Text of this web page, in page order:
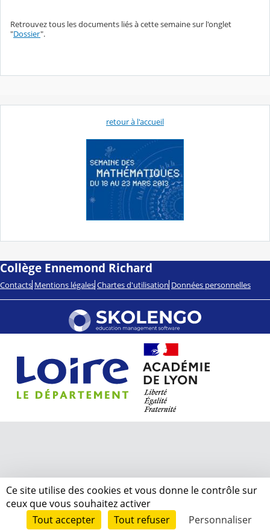
Retrouvez tous les documents liés à cette semaine sur l'onglet
"Dossier".
retour à l'accueil
Collège Ennemond Richard
Contacts Mentions légales Chartes d'utilisation Données personnelles
Ce site utilise des cookies et vous donne le contrôle sur
ceux que vous souhaitez activer
Tout accepter
Tout refuser Personnaliser